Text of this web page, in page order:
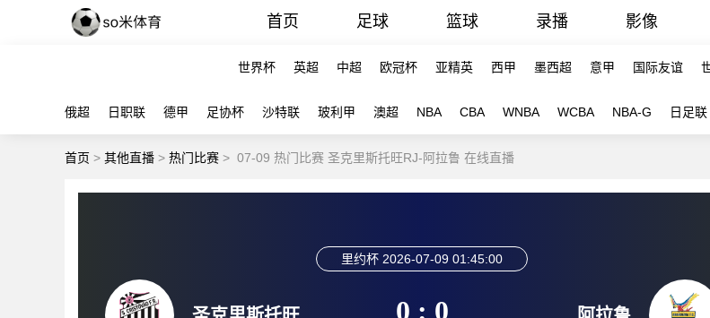
首页 足球 篮球 录播 影像
世界杯 英超 中超 欧冠杯 亚精英 西甲 墨西超 意甲 国际友谊
俄超 日职联 德甲 足协杯 沙特联 玻利甲 澳超 NBA CBA WNBA WCBA NBA-G 日足联
首页 > 其他直播 > 热门比赛 > 07-09 热门比赛 圣克里斯托旺RJ-阿拉鲁 在线直播
里约杯 2026-07-09 01:45:00
0 : 0